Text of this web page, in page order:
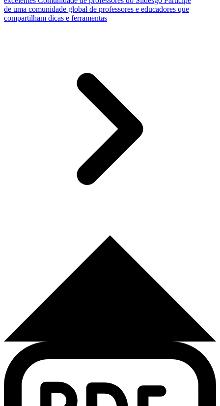
de uma comunidade global de professores e educadores que
compartilham dicas e ferramentas